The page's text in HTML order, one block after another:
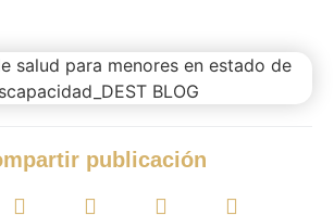
publicación